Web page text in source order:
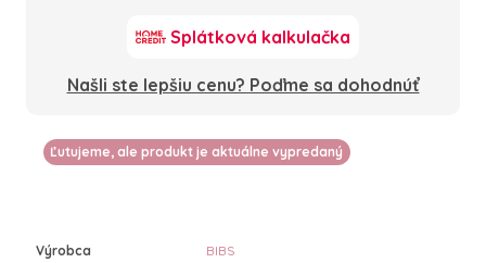
Splátková kalkulačka
Našli ste lepšiu cenu? Poďme sa dohodnúť
Ľutujeme, ale produkt je aktuálne vypredaný
Výrobca BIBS